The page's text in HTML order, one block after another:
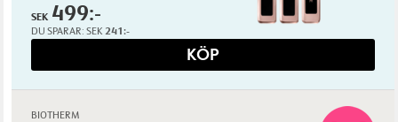
SEK 499:-
DU SPARAR: SEK 241:-
KÖP
BIOTHERM